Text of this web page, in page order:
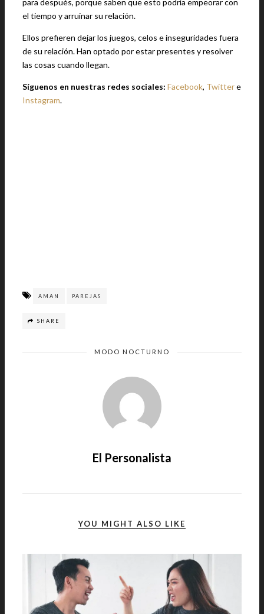
para después, porque saben que esto podría empeorar con
el tiempo y arruinar su relación.
Ellos prefieren dejar los juegos, celos e inseguridades fuera
de su relación. Han optado por estar presentes y resolver
las cosas cuando llegan.
Síguenos en nuestras redes sociales: Facebook, Twittere
Instagram.
AMAN PAREJAS
SHARE
MODO NOCTURNO
El Personalista
YOU MIGHT ALSO LIKE